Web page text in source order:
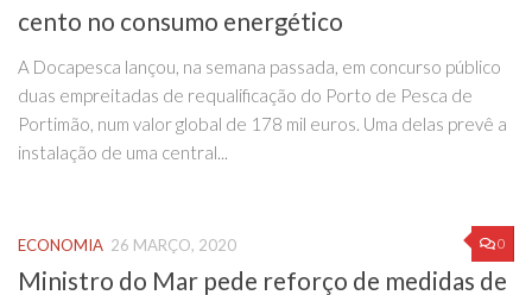
cento no consumo energético
A Docapesca lançou, na semana passada, em concurso público
duas empreitadas de requalificação do Porto de Pesca de
Portimão, num valor global de 178 mil euros. Uma delas prevê a
instalação de uma central...
0
ECONOMIA 26 MARÇO, 2020
Ministro do Mar pede reforço de medidas de